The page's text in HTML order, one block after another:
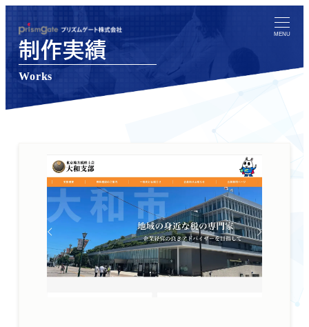
ン
コ
テ
MENU
制作実績
Works